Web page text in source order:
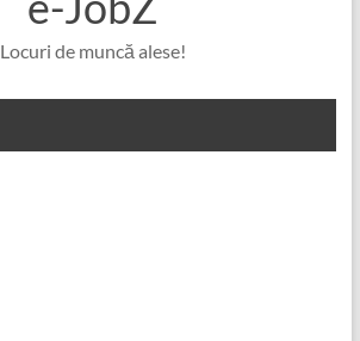
Locuri de muncă alese!